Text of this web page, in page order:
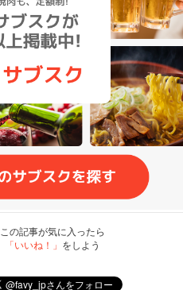
この記事が気に入ったら
「いいね！」 をしよう